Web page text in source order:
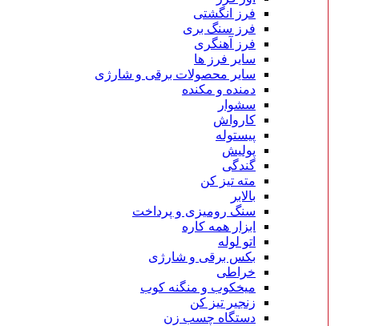
فرز انگشتی
فرز سنگ بری
فرز آهنگری
سایر فرز ها
سایر محصولات برقی و شارژی
دمنده و مکنده
سشوار
کارواش
پیستوله
پولیش
گندگی
مته تیز کن
بالابر
سنگ رومیزی و پرداخت
ابزار همه کاره
اتو لوله
بکس برقی و شارژی
خراطی
میخکوب و منگنه کوب
زنجیر تیز کن
دستگاه چسب زن